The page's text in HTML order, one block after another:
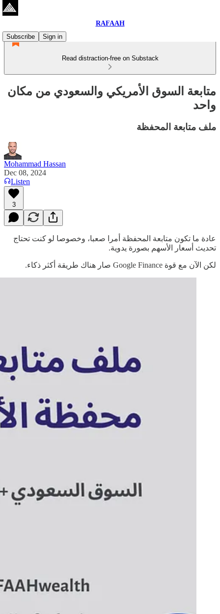
RAFAAH
Subscribe
Sign in
Read distraction-free on Substack
متابعة السوق الأمريكي والسعودي من مكان
واحد
ملف متابعة المحفظة
Mohammad Hassan
Dec 08, 2024
Listen
3
عادة ما تكون متابعة المحفظة أمرا صعبا، وخصوصا لو كنت تحتاج
تحديث أسعار الأسهم بصورة يدوية.
لكن الآن مع قوة Google Finance صار هناك طريقة أكثر ذكاء.